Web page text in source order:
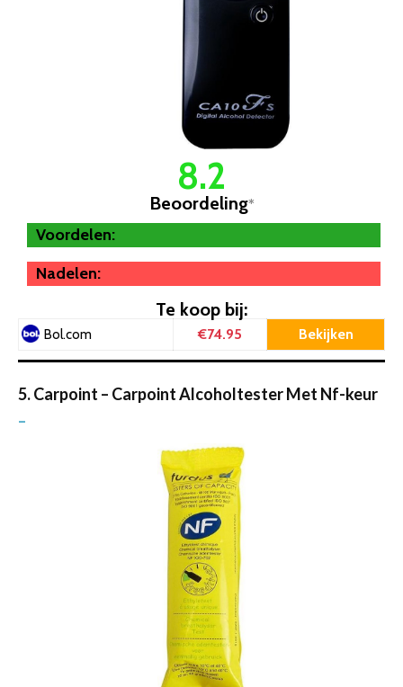
8.2
Beoordeling*
Voordelen:
Nadelen:
Te koop bij:
Bol.com €74.95 Bekijken
5. Carpoint – Carpoint Alcoholtester Met Nf-keur
–